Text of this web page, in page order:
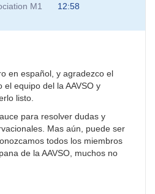
M1
12:58
en español, y agradezco el
equipo del la AAVSO y
listo.
para resolver dudas y
Mas aún, puede ser
todos los miembros
de la AAVSO, muchos no